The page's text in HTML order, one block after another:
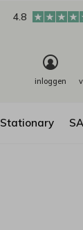
Stationary
inloggen
4.8